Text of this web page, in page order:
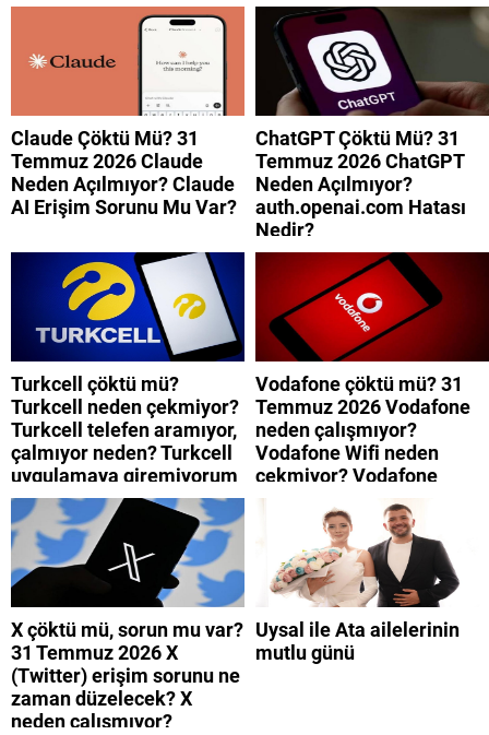
Düzelecek? Düzelecek?
Claude Çöktü Mü? 31
Temmuz 2026 Claude
Neden Açılmıyor? Claude
AI Erişim Sorunu Mu Var?
ChatGPT Çöktü Mü? 31
Temmuz 2026 ChatGPT
Neden Açılmıyor?
auth.openai.com Hatası
Nedir?
Turkcell çöktü mü?
Turkcell neden çekmiyor?
Turkcell telefen aramıyor,
çalmıyor neden? Turkcell
uygulamaya giremiyorum
neden? Turkcell internet
neden yavaş?
Vodafone çöktü mü? 31
Temmuz 2026 Vodafone
neden çalışmıyor?
Vodafone Wifi neden
çekmiyor? Vodafone
mobil uygulamaya neden
giremiyorum?
X çöktü mü, sorun mu var?
31 Temmuz 2026 X
(Twitter) erişim sorunu ne
zaman düzelecek? X
neden çalışmıyor?
Uysal ile Ata ailelerinin
mutlu günü